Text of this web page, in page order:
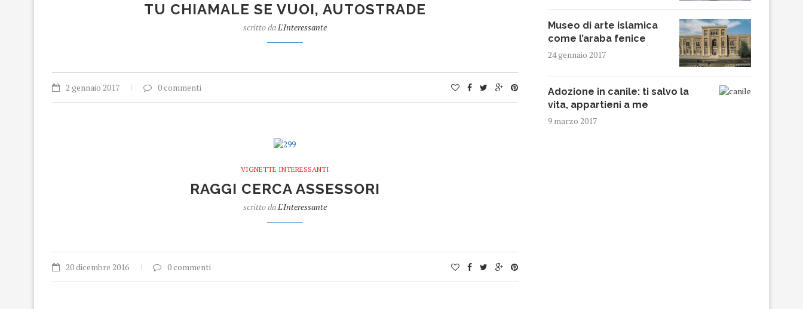
TU CHIAMALE SE VUOI, AUTOSTRADE
scritto daL'Interessante
2 gennaio 2017 0 commenti
VIGNETTE INTERESSANTI
RAGGI CERCA ASSESSORI
scritto daL'Interessante
20 dicembre 2016 0 commenti
Museo di arte islamica
come l’araba fenice
24 gennaio 2017
Adozione in canile: ti salvo la
vita, appartieni a me
9 marzo 2017